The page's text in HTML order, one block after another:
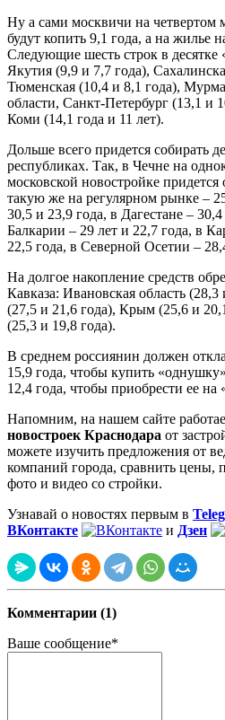
Ну а сами москвичи на четвертом
будут копить 9,1 года, а на жилье
Следующие шесть строк в десятке
Якутия (9,9 и 7,7 года),
Тюменская (10,4 и 8,1 года),
области, Санкт-Петербург (13,1 и
Коми (14,1 года и 11 лет).
Дольше всего придется собирать
республиках. Так, в Чечне на
московской новостройке придется
такую же на регулярном рынке –
30,5 и 23,9 года, в Дагестане –
Балкарии – 29 лет и 22,7 года, в
22,5 года, в Северной Осетии –
На долгое накопление средств
Кавказа: Ивановская область
(27,5 и 21,6 года), Крым (25,6 и
(25,3 и 19,8 года).
В среднем россиянин должен
15,9 года, чтобы купить
12,4 года, чтобы приобрести ее на
Напомним, на нашем сайте
новостроек Краснодара от
можете изучить предложения от
компаний города, сравнить цены,
фото и видео со стройки.
Узнавай о новостях первым в
ВКонтакте
и Дзен
Комментарии (1)
Ваше сообщение*